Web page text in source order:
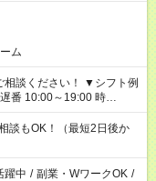
ム
さい！ ▼シフト例
番 10:00～19:00 時
ートがいい」 「お昼の時
あれば教えてください
談もOK！（最短2日後か
躍中 / 副業・WワークOK /